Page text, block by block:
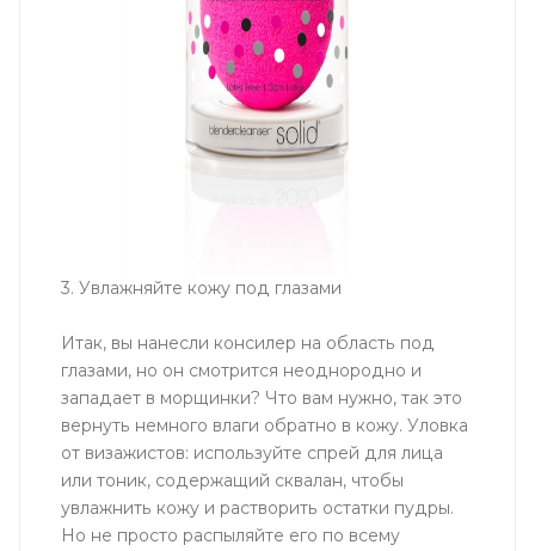
3. Увлажняйте кожу под глазами
Итак, вы нанесли консилер на область под
глазами, но он смотрится неоднородно и
западает в морщинки? Что вам нужно, так это
вернуть немного влаги обратно в кожу. Уловка
от визажистов: используйте спрей для лица
или тоник, содержащий сквалан, чтобы
увлажнить кожу и растворить остатки пудры.
Но не просто распыляйте его по всему